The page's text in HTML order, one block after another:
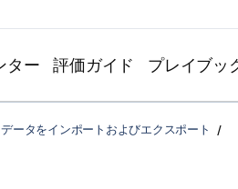
ター 評価ガイド プレイブッ
データをインポートおよびエクスポート